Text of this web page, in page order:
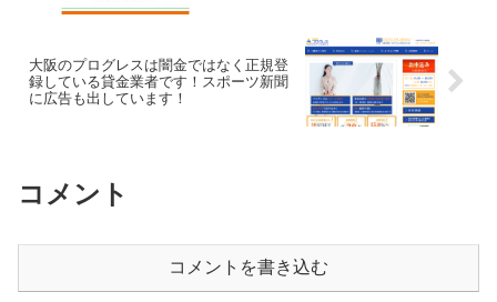
大阪のプログレスは闇金ではなく正規登
録している貸金業者です！スポーツ新聞
に広告も出しています！
コメント
コメントを書き込む